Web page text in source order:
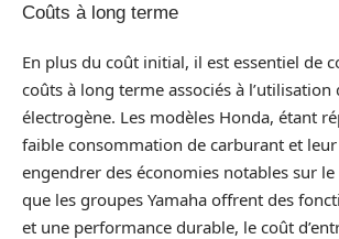
Coûts à long terme
En plus du coût initial, il est essentiel de
coûts à long terme associés à l’utilisation
électrogène. Les modèles Honda, étant
faible consommation de carburant et
engendrer des économies notables sur
que les groupes Yamaha offrent des
et une performance durable, le coût